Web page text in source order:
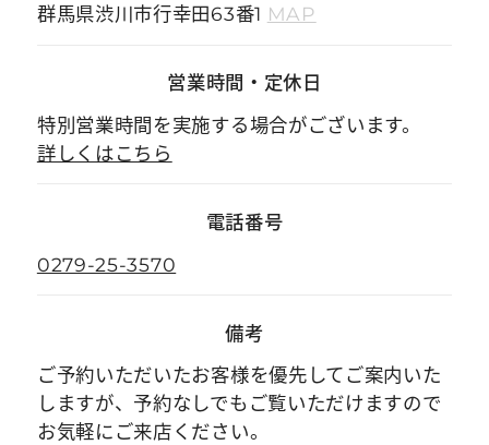
群馬県渋川市行幸田63番1 MAP
営業時間 ・ 定休日
特別営業時間を実施する場合がございます。
詳しくはこちら
電話番号
0279-25-3570
備考
ご予約いただいたお客様を優先してご案内いた
しますが、予約なしでもご覧いただけますので
お気軽にご来店ください。